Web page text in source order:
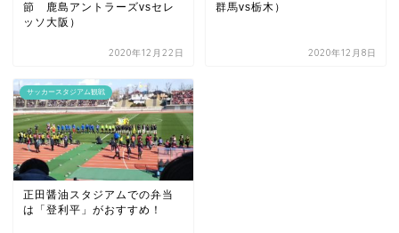
節 鹿島アントラーズvsセレ
ッソ大阪）
2020年12月22日
群馬vs栃木）
2020年12月8日
サッカースタジアム観戦
正田醤油スタジアムでの弁当
は「登利平」がおすすめ！